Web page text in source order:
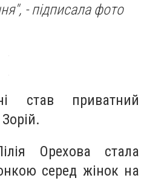
- підписала фото
став приватний
Орехова стала
серед жінок на